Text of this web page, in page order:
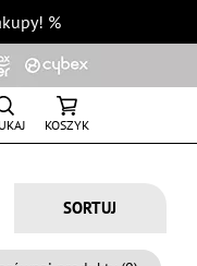
%
KOSZYK